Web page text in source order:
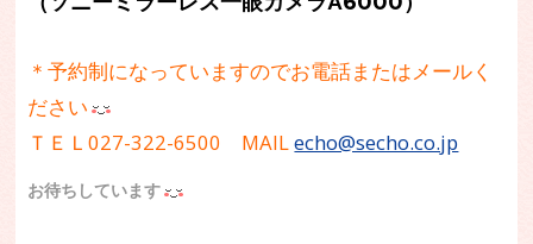
＊予約制になっていますのでお電話またはメールく
ださい
ＴＥＬ027-322-6500 MAILecho@secho.co.jp
お待ちしています